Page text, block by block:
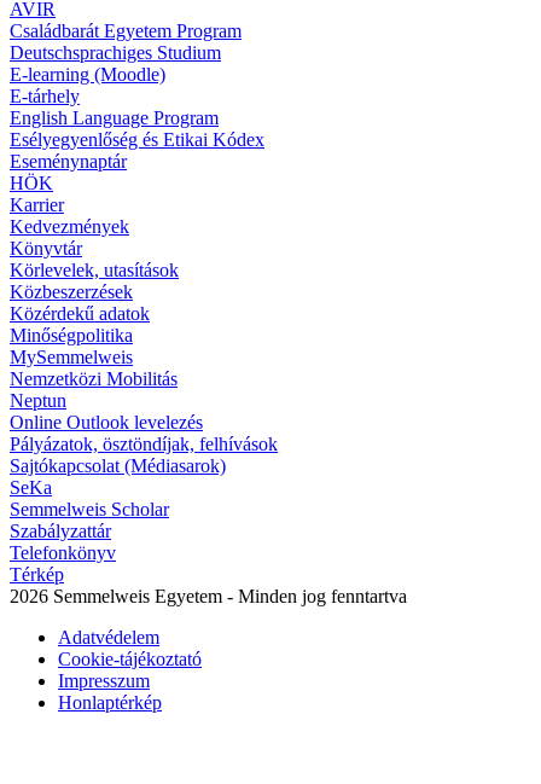
AVIR
Családbarát Egyetem Program
Deutschsprachiges Studium
E-learning (Moodle)
E-tárhely
English Language Program
Esélyegyenlőség és Etikai Kódex
Eseménynaptár
HÖK
Karrier
Kedvezmények
Könyvtár
Körlevelek, utasítások
Közbeszerzések
Közérdekű adatok
Minőségpolitika
MySemmelweis
Nemzetközi Mobilitás
Neptun
Online Outlook levelezés
Pályázatok, ösztöndíjak, felhívások
Sajtókapcsolat (Médiasarok)
SeKa
Semmelweis Scholar
Szabályzattár
Telefonkönyv
Térkép
2026 Semmelweis Egyetem - Minden jog fenntartva
Adatvédelem
Cookie-tájékoztató
Impresszum
Honlaptérkép